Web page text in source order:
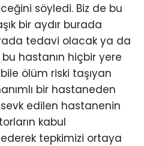
söyledi. Biz de bu
bir aydır burada
tedavi olacak ya da
hastanın hiçbir yere
ölüm riski taşıyan
bir hastaneden
edilen hastanenin
kabul
tepkimizi ortaya